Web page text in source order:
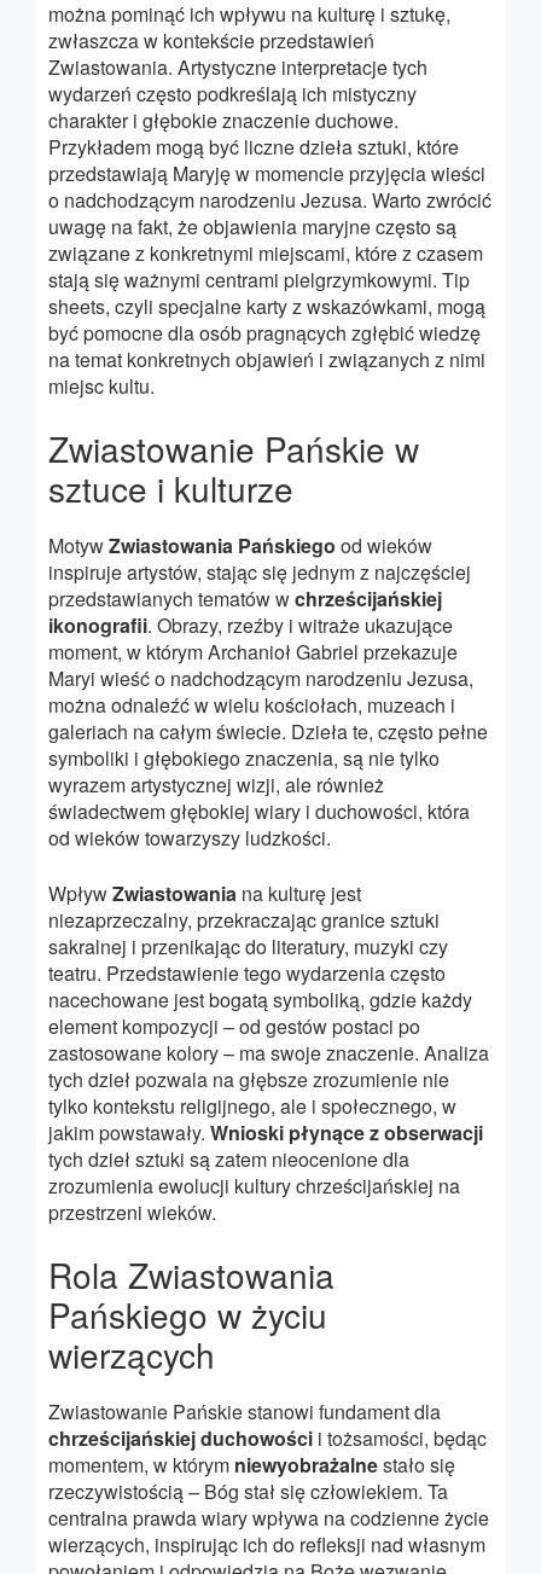
można pominąć ich wpływu na kulturę i sztukę,
zwłaszcza w kontekście przedstawień
Zwiastowania. Artystyczne interpretacje tych
wydarzeń często podkreślają ich mistyczny
charakter i głębokie znaczenie duchowe.
Przykładem mogą być liczne dzieła sztuki, które
przedstawiają Maryję w momencie przyjęcia wieści
o nadchodzącym narodzeniu Jezusa. Warto zwrócić
uwagę na fakt, że objawienia maryjne często są
związane z konkretnymi miejscami, które z czasem
stają się ważnymi centrami pielgrzymkowymi. Tip
sheets, czyli specjalne karty z wskazówkami, mogą
być pomocne dla osób pragnących zgłębić wiedzę
na temat konkretnych objawień i związanych z nimi
miejsc kultu.
Zwiastowanie Pańskie w
sztuce i kulturze
MotywZwiastowania Pańskiego od wieków
inspiruje artystów, stając się jednym z najczęściej
przedstawianych tematów wchrześcijańskiej
ikonografii. Obrazy, rzeźby i witraże ukazujące
moment, w którym Archanioł Gabriel przekazuje
Maryi wieść o nadchodzącym narodzeniu Jezusa,
można odnaleźć w wielu kościołach, muzeach i
galeriach na całym świecie. Dzieła te, często pełne
symboliki i głębokiego znaczenia, są nie tylko
wyrazem artystycznej wizji, ale również
świadectwem głębokiej wiary i duchowości, która
od wieków towarzyszy ludzkości.
WpływZwiastowania na kulturę jest
niezaprzeczalny, przekraczając granice sztuki
sakralnej i przenikając do literatury, muzyki czy
teatru. Przedstawienie tego wydarzenia często
nacechowane jest bogatą symboliką, gdzie każdy
element kompozycji – od gestów postaci po
zastosowane kolory – ma swoje znaczenie. Analiza
tych dzieł pozwala na głębsze zrozumienie nie
tylko kontekstu religijnego, ale i społecznego, w
jakim powstawały. Wnioski płynące z obserwacji
tych dzieł sztuki są zatem nieocenione dla
zrozumienia ewolucji kultury chrześcijańskiej na
przestrzeni wieków.
Rola Zwiastowania
Pańskiego w życiu
wierzących
Zwiastowanie Pańskie stanowi fundament dla
chrześcijańskiej duchowości i tożsamości, będąc
momentem, w którym niewyobrażalnestało się
rzeczywistością – Bóg stał się człowiekiem. Ta
centralna prawda wiary wpływa na codzienne życie
wierzących, inspirując ich do refleksji nad własnym